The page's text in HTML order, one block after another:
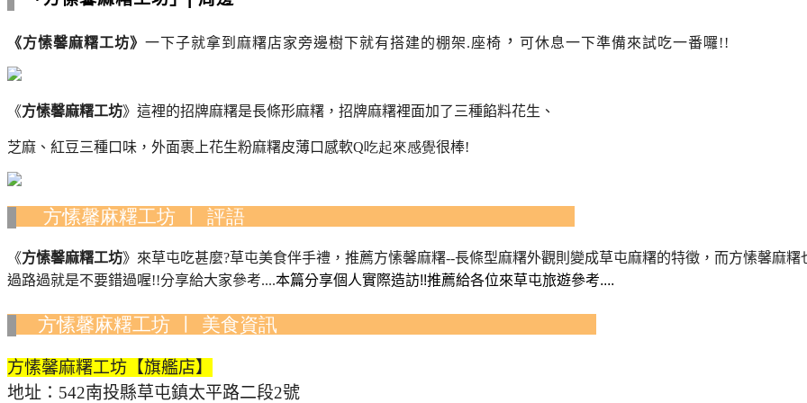
《方愫馨麻糬工坊》 一下子就拿到麻糬店家旁邊樹下就有搭建的棚架.座椅 ， 可休息一下準備來試吃一番囉!!
《方愫馨麻糬工坊》 這裡的招牌麻糬是長條形麻糬，招牌麻糬裡面加了 三種餡料花生、
芝麻、紅豆三種口味，外面裹上花生粉麻糬皮薄口感軟Q吃起來感覺很棒!
方愫馨麻糬工坊 ∣ 評語
《方愫馨麻糬工坊》來草屯吃甚麼?草屯美食伴手禮，推薦方愫馨麻糬--長條型麻糬外觀則變成草屯麻糬的特徵，而方愫馨麻
過路過就是不要錯過喔!!分享給大家參考....本篇分享個人實際造訪!!推薦給各位來草屯旅遊參考....
方愫馨麻糬工坊 ∣ 美食資訊
方愫馨麻糬工坊【旗艦店】
地址： 542南投縣草屯鎮太平路二段2號